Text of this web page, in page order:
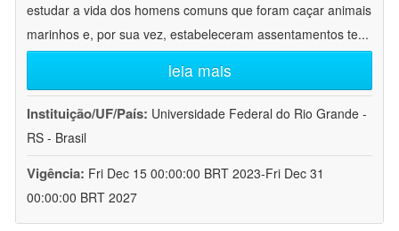
estudar a vida dos homens comuns que foram caçar animais
marinhos e, por sua vez, estabeleceram assentamentos te...
leia mais
Instituição/UF/País: Universidade Federal do Rio Grande -
RS - Brasil
Vigência: Fri Dec 15 00:00:00 BRT 2023-Fri Dec 31
00:00:00 BRT 2027